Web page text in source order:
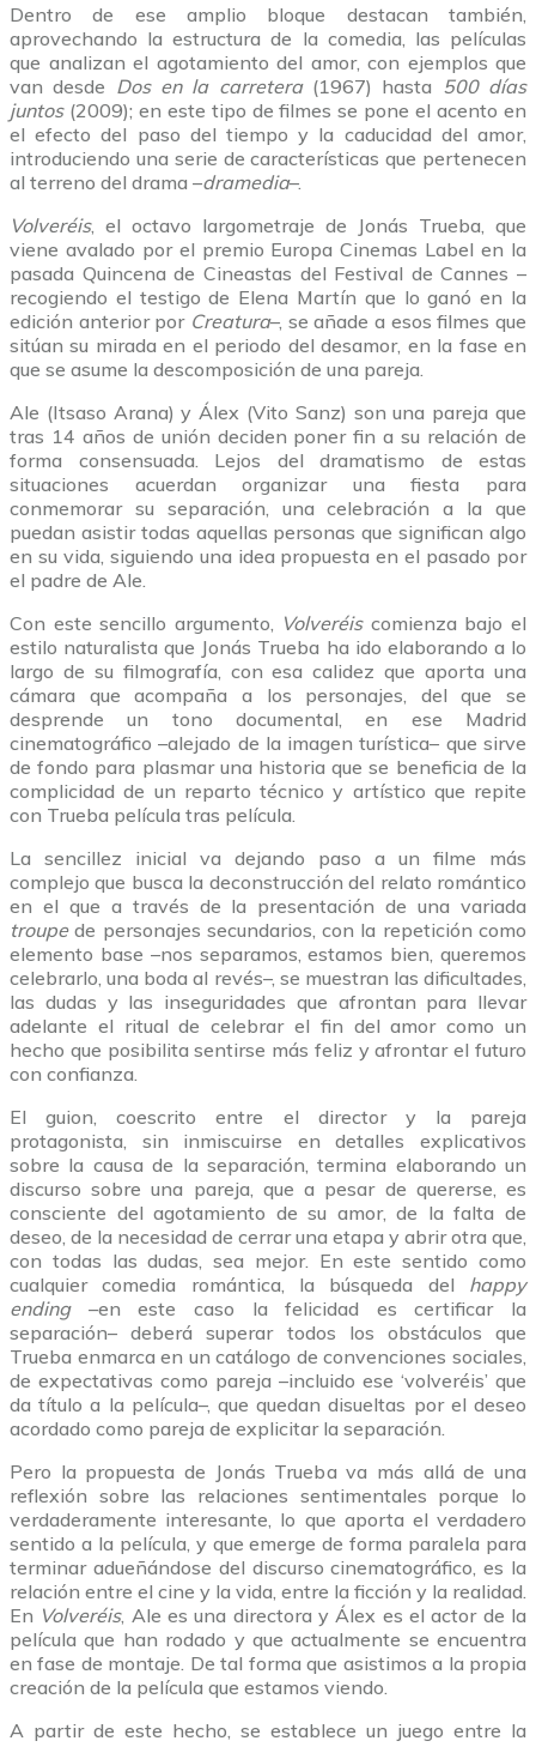
Dentro de ese amplio bloque destacan también,
aprovechando la estructura de la comedia, las películas
que analizan el agotamiento del amor, con ejemplos que
van desde Dos en la carretera(1967) hasta 500 días
juntos(2009); en este tipo de filmes se pone el acento en
el efecto del paso del tiempo y la caducidad del amor,
introduciendo una serie de características que pertenecen
al terreno del drama –dramedia–.
Volveréis, el octavo largometraje de Jonás Trueba, que
viene avalado por el premio Europa Cinemas Label en la
pasada Quincena de Cineastas del Festival de Cannes –
recogiendo el testigo de Elena Martín que lo ganó en la
edición anterior por Creatura–, se añade a esos filmes que
sitúan su mirada en el periodo del desamor, en la fase en
que se asume la descomposición de una pareja.
Ale (Itsaso Arana) y Álex (Vito Sanz) son una pareja que
tras 14 años de unión deciden poner fin a su relación de
forma consensuada. Lejos del dramatismo de estas
situaciones acuerdan organizar una fiesta para
conmemorar su separación, una celebración a la que
puedan asistir todas aquellas personas que significan algo
en su vida, siguiendo una idea propuesta en el pasado por
el padre de Ale.
Con este sencillo argumento,
Volveréiscomienza bajo el
estilo naturalista que Jonás Trueba ha ido elaborando a lo
largo de su filmografía, con esa calidez que aporta una
cámara que acompaña a los personajes, del que se
desprende un tono documental, en ese Madrid
cinematográfico –alejado de la imagen turística– que sirve
de fondo para plasmar una historia que se beneficia de la
complicidad de un reparto técnico y artístico que repite
con Trueba película tras película.
La sencillez inicial va dejando paso a un filme más
complejo que busca la deconstrucción del relato romántico
en el que a través de la presentación de una variada
troupede personajes secundarios, con la repetición como
elemento base –nos separamos, estamos bien, queremos
celebrarlo, una boda al revés–, se muestran las dificultades,
las dudas y las inseguridades que afrontan para llevar
adelante el ritual de celebrar el fin del amor como un
hecho que posibilita sentirse más feliz y afrontar el futuro
con confianza.
El guion, coescrito entre el director y la pareja
protagonista, sin inmiscuirse en detalles explicativos
sobre la causa de la separación, termina elaborando un
discurso sobre una pareja, que a pesar de quererse, es
consciente del agotamiento de su amor, de la falta de
deseo, de la necesidad de cerrar una etapa y abrir otra que,
con todas las dudas, sea mejor. En este sentido como
cualquier comedia romántica, la búsqueda del happy
ending –en este caso la felicidad es certificar la
separación– deberá superar todos los obstáculos que
Trueba enmarca en un catálogo de convenciones sociales,
de expectativas como pareja –incluido ese ‘volveréis’ que
da título a la película–, que quedan disueltas por el deseo
acordado como pareja de explicitar la separación.
Pero la propuesta de Jonás Trueba va más allá de una
reflexión sobre las relaciones sentimentales porque lo
verdaderamente interesante, lo que aporta el verdadero
sentido a la película, y que emerge de forma paralela para
terminar adueñándose del discurso cinematográfico, es la
relación entre el cine y la vida, entre la ficción y la realidad.
En Volveréis, Ale es una directora y Álex es el actor de la
película que han rodado y que actualmente se encuentra
en fase de montaje. De tal forma que asistimos a la propia
creación de la película que estamos viendo.
A partir de este hecho, se establece un juego entre la